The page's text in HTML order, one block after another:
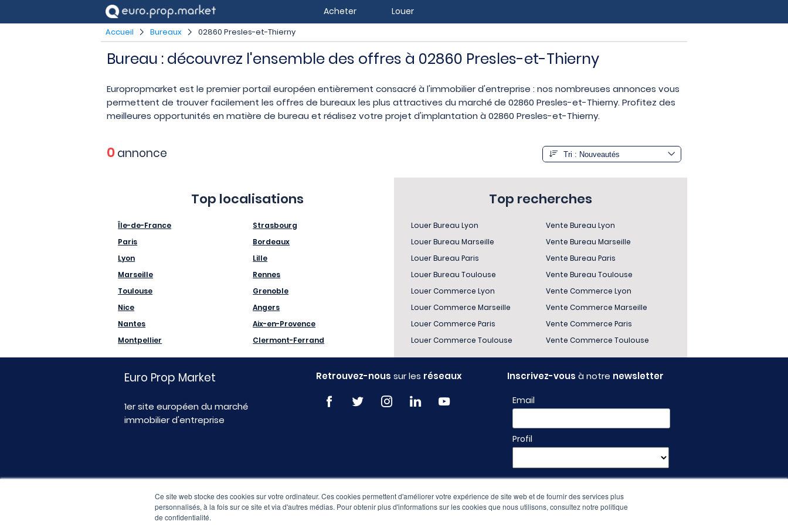
Ce site web stocke des cookies sur votre ordinateur. Ces cookies permettent d'améliorer votre expérience de site web et de fournir des services plus
personnalisés, à la fois sur ce site et via d'autres médias. Pour obtenir plus d'informations sur les cookies que nous utilisons, consultez notre politique
de confidentialité.
Acheter Louer
Accueil Bureaux 02860 Presles-et-Thierny
Bureau : découvrez l'ensemble des offres à 02860 Presles-et-Thierny
Europropmarket est le premier portail européen entièrement consacré à l'immobilier d'entreprise : nos nombreuses annonces vous
permettent de trouver facilement les offres de bureaux les plus attractives du marché de 02860 Presles-et-Thierny. Profitez des
meilleures opportunités en matière de bureau et réalisez votre projet d'implantation à 02860 Presles-et-Thierny.
0annonce
Top localisations
Île-de-France
Paris
Lyon
Marseille
Toulouse
Nice
Nantes
Montpellier
Strasbourg
Bordeaux
Lille
Rennes
Grenoble
Angers
Aix-en-Provence
Clermont-Ferrand
Top recherches
Louer Bureau Lyon
Louer Bureau Marseille
Louer Bureau Paris
Louer Bureau Toulouse
Louer Commerce Lyon
Louer Commerce Marseille
Louer Commerce Paris
Louer Commerce Toulouse
Vente Bureau Lyon
Vente Bureau Marseille
Vente Bureau Paris
Vente Bureau Toulouse
Vente Commerce Lyon
Vente Commerce Marseille
Vente Commerce Paris
Vente Commerce Toulouse
Euro Prop Market
1er site européen du marché
immobilier d'entreprise
Retrouvez-nous sur les réseaux Inscrivez-vous à notre newsletter
Email
Profil